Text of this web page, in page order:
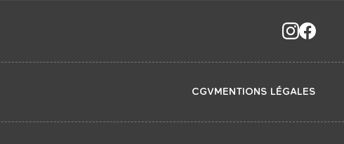
CGVMENTIONS LÉGALES